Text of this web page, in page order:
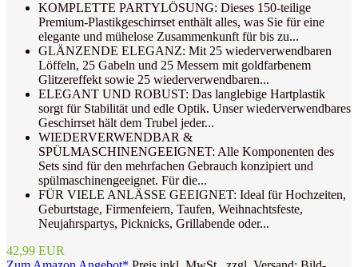
KOMPLETTE PARTYLÖSUNG: Dieses 150-teilige
Premium-Plastikgeschirrset enthält alles, was Sie für eine
elegante und mühelose Zusammenkunft für bis zu...
GLÄNZENDE ELEGANZ: Mit 25 wiederverwendbaren
Löffeln, 25 Gabeln und 25 Messern mit goldfarbenem
Glitzereffekt sowie 25 wiederverwendbaren...
ELEGANT UND ROBUST: Das langlebige Hartplastik
sorgt für Stabilität und edle Optik. Unser wiederverwendbares
Geschirrset hält dem Trubel jeder...
WIEDERVERWENDBAR &
SPÜLMASCHINENGEEIGNET: Alle Komponenten des
Sets sind für den mehrfachen Gebrauch konzipiert und
spülmaschinengeeignet. Für die...
FÜR VIELE ANLÄSSE GEEIGNET: Ideal für Hochzeiten,
Geburtstage, Firmenfeiern, Taufen, Weihnachtsfeste,
Neujahrspartys, Picknicks, Grillabende oder...
42,99 EUR